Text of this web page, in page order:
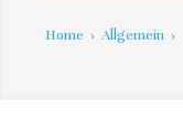
Home › Allgemein ›